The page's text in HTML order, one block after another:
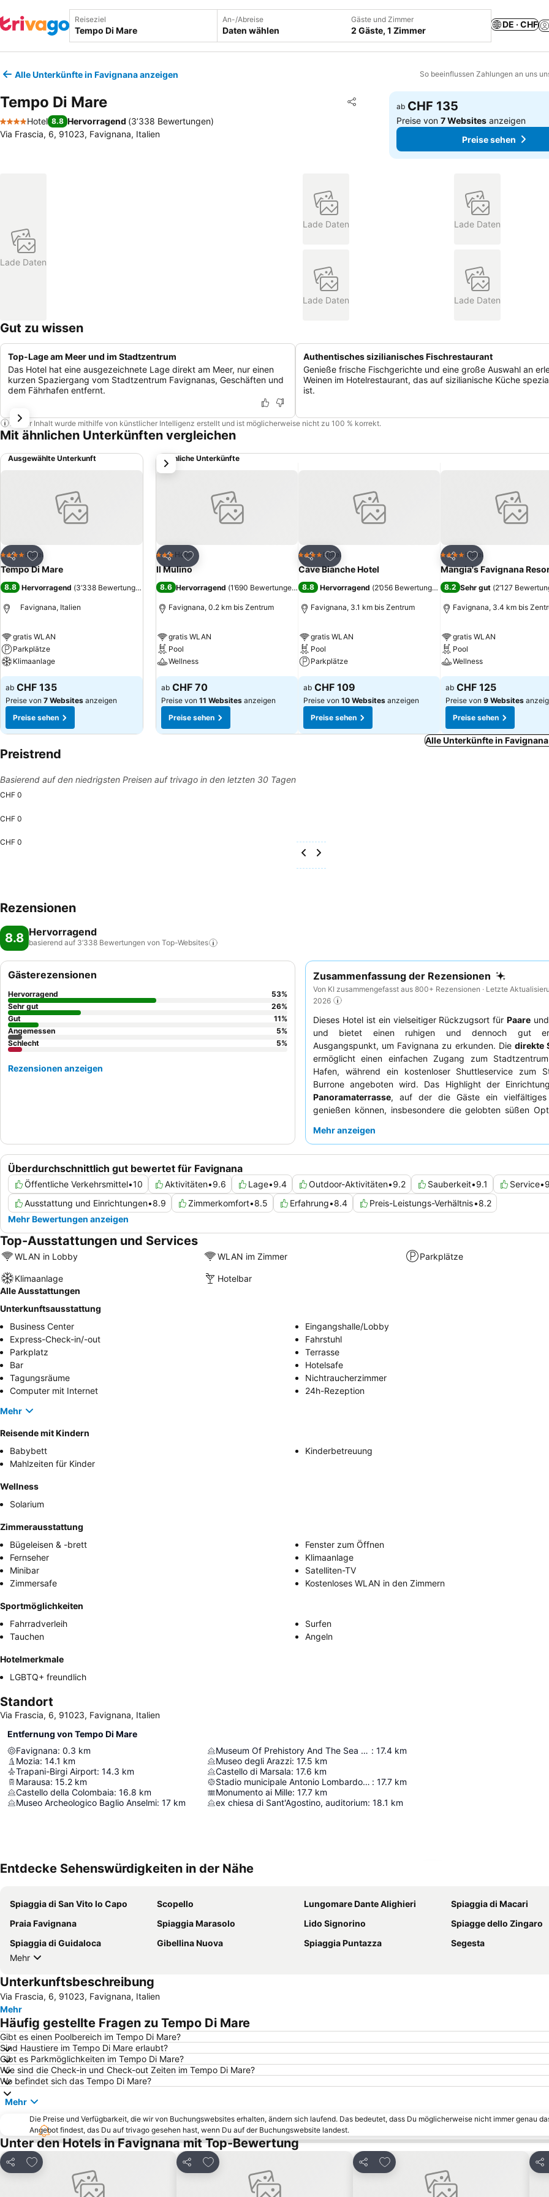
Reiseziel An-/Abreise
Daten wählen
Gäste und Zimmer
2 Gäste, 1 Zimmer
DE · CHF
Alle Unterkünfte in Favignana anzeigen So beeinflussen Zahlungen an uns
Tempo Di Mare Teilen
Zu Favoriten hinzufügen
4 Sterne
Hotel 8.8 Hervorragend (3’338 Bewertungen)
Via Frascia, 6, 91023, Favignana, Italien
ab CHF 135
Preise von7 Websites anzeigen
Preise sehen
Lade Daten
Lade Daten Lade Daten
Lade Daten Lade Daten
Gut zu wissen
Top-Lage am Meer und im Stadtzentrum
Das Hotel hat eine ausgezeichnete Lage direkt am Meer, nur einen
kurzen Spaziergang vom Stadtzentrum Favignanas, Geschäften und
dem Fährhafen entfernt.
Authentisches sizilianisches Fischrestaurant
Genieße frische Fischgerichte und eine große Auswahl an
Weinen im Hotelrestaurant, das auf sizilianische Küche
ist.
Dieser Inhalt wurde mithilfe von künstlicher Intelligenz erstellt und ist möglicherweise nicht zu 100 % korrekt.
Mit ähnlichen Unterkünften vergleichen
Ausgewählte Unterkunft
Teilen
Zu Favoriten hinzufügen
4 SterneHotel
Tempo Di Mare
8.8 Hervorragend (3’338 Bewertungen
Favignana, Italien
gratis WLAN
Parkplätze
Klimaanlage
ab CHF 135
Preise von 7 Websites anzeigen
Preise sehen
Ähnliche Unterkünfte
Teilen
Zu Favoriten hinzufügen
3 SterneHotel
Il Mulino
8.6 Hervorragend (1’690 Bewertungen)
Favignana, 0.2 km bis Zentrum
gratis WLAN
Pool
Wellness
ab CHF 70
Preise von 11 Websites anzeigen
Preise sehen
Teilen
Zu Favoriten hinzufügen
4 SterneHotel
Cave Bianche Hotel
8.8 Hervorragend (2’056 Bewertungen )
Favignana, 3.1 km bis Zentrum
gratis WLAN
Pool
Parkplätze
ab CHF 109
Preise von 10 Websites anzeigen
Preise sehen
Teilen
Zu Favoriten
4 SterneHotel
Mangia's Favignana
8.2 Sehr gut (2’127
Favignana, 3.4 km bis
gratis WLAN
Pool
Wellness
ab CHF 125
Preise von 9 Websites
Preise sehen
weiter
Alle Unterkünfte in
Preistrend
Basierend auf den niedrigsten Preisen auf trivago in den letzten 30 Tagen
CHF 0
CHF 0
CHF 0
Rezensionen
8.8 Hervorragend
basierend auf 3’338 Bewertungen von Top-Websites
Zusammenfassung der Rezensionen
Von KI zusammengefasst aus 800+ Rezensionen · Letzte
2026
Dieses Hotel ist ein vielseitiger Rückzugsort fürPaare
und bietet einen ruhigen und dennoch gut
Ausgangspunkt, um Favignana zu erkunden. Die direkte
ermöglicht einen einfachen Zugang zum
Hafen, während ein kostenloser Shuttleservice zum
Burrone angeboten wird. Das Highlight der
Panoramaterrasse, auf der die Gäste ein vielfältiges
genießen können, insbesondere die gelobten süßen
gelobt, was die insgesamt einladende Atmosphäre noch
zu erkunden.
Mehr anzeigen
Überdurchschnittlich gut bewertet für Favignana
Öffentliche Verkehrsmittel•10 Aktivitäten•9.6 Lage•9.4 Outdoor-Aktivitäten•9.2 Sauberkeit•9.1 Service•
Ausstattung und Einrichtungen•8.9 Zimmerkomfort•8.5 Erfahrung•8.4 Preis-Leistungs-Verhältnis•8.2
Mehr Bewertungen anzeigen
Gästerezensionen
Hervorragend 53%
Sehr gut
26%
Gut
11%
Angemessen
5%
Schlecht
5%
Rezensionen anzeigen
Top-Ausstattungen und Services
WLAN in Lobby WLAN im Zimmer Parkplätze
Klimaanlage
Hotelbar
Alle Ausstattungen
Unterkunftsausstattung
Business Center
Eingangshalle/Lobby
Express-Check-in/-out
Fahrstuhl
Parkplatz
Terrasse
Bar
Hotelsafe
Tagungsräume
Nichtraucherzimmer
Computer mit Internet
24h-Rezeption
Mehr
Reisende mit Kindern
Babybett
Kinderbetreuung
Mahlzeiten für Kinder
Wellness
Solarium
Zimmerausstattung
Bügeleisen & -brett
Fenster zum Öffnen
Fernseher
Klimaanlage
Minibar
Satelliten-TV
Zimmersafe
Kostenloses WLAN in den Zimmern
Sportmöglichkeiten
Fahrradverleih
Surfen
Tauchen
Angeln
Hotelmerkmale
LGBTQ+ freundlich
Standort
Via Frascia, 6, 91023, Favignana, Italien
Entfernung von Tempo Di Mare
Favignana: 0.3 km
Mozia: 14.1 km
Trapani-Birgi Airport: 14.3 km
Marausa: 15.2 km
Castello della Colombaia: 16.8 km
Museo Archeologico Baglio Anselmi: 17 km
Museum Of Prehistory And The Sea - Tower Of Ligny : 17.4 km
Museo degli Arazzi: 17.5 km
Castello di Marsala: 17.6 km
Stadio municipale Antonio Lombardo Angotta : 17.7 km
Monumento ai Mille: 17.7 km
ex chiesa di Sant'Agostino, auditorium: 18.1 km
Entdecke Sehenswürdigkeiten in der Nähe
Spiaggia di San Vito lo Capo Scopello Lungomare Dante Alighieri
Spiaggia di Macari
Praia Favignana
Spiaggia Marasolo Lido Signorino
Spiagge dello Zingaro
Spiaggia di Guidaloca
Gibellina Nuova Spiaggia Puntazza
Segesta
Mehr
Unterkunftsbeschreibung
Via Frascia, 6, 91023, Favignana, Italien
Mehr
Häufig gestellte Fragen zu Tempo Di Mare
Gibt es einen Poolbereich im Tempo Di Mare?
Sind Haustiere im Tempo Di Mare erlaubt?
Gibt es Parkmöglichkeiten im Tempo Di Mare?
Wie sind die Check-in und Check-out Zeiten im Tempo Di Mare?
Wo befindet sich das Tempo Di Mare?
Mehr
Die Preise und Verfügbarkeit, die wir von Buchungswebsites erhalten, ändern sich laufend. Das bedeutet, dass Du möglicherweise nicht immer genau
Angebot findest, das Du auf trivago gesehen hast, wenn Du auf der Buchungswebsite landest.
Unter den Hotels in Favignana mit Top-Bewertung
Teilen
Zu Favoriten hinzufügen
Teilen
Zu Favoriten hinzufügen
Teilen
Zu Favoriten hinzufügen